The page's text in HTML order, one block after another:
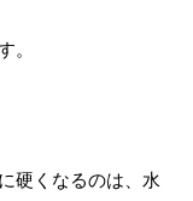
。
硬くなるのは、水